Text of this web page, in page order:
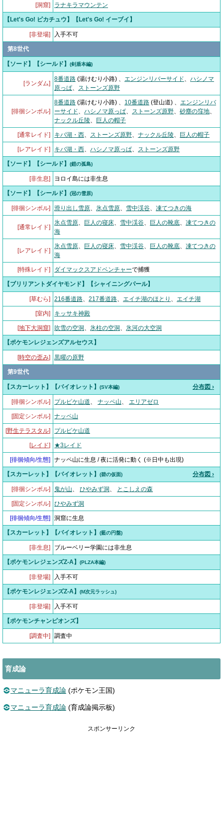
[洞窟] ラナキラマウンテン
【Let's Go! ピカチュウ】【Let's Go! イーブイ】
[非登場] 入手不可
第8世代
【ソード】【シールド】 (剣盾本編)
[ランダム]
8番道路 (湯けむり小路) 、 エンジンリバーサイド、 ハシノマ
原っぱ、 ストーンズ原野
[徘徊シンボル]
8番道路 (湯けむり小路) 、 10番道路 (登山道) 、 エンジンリバ
ーサイド、 ハシノマ原っぱ、 ストーンズ原野、 砂塵の窪地、
ナックル丘陵、 巨人の帽子
[通常レイド] キバ湖・西、 ストーンズ原野、 ナックル丘陵、 巨人の帽子
[レアレイド] キバ湖・西、 ハシノマ原っぱ、 ストーンズ原野
【ソード】【シールド】 (鎧の孤島)
[非生息] ヨロイ島には非生息
【ソード】【シールド】 (冠の雪原)
[徘徊シンボル] 滑り出し雪原、 氷点雪原、 雪中渓谷、 凍てつきの海
[通常レイド]
氷点雪原、 巨人の寝床、 雪中渓谷、 巨人の靴底、 凍てつきの
海
[レアレイド]
氷点雪原、 巨人の寝床、 雪中渓谷、 巨人の靴底、 凍てつきの
海
[特殊レイド] ダイマックスアドベンチャーで捕獲
【ブリリアントダイヤモンド】【シャイニングパール】
[草むら] 216番道路、 217番道路、 エイチ湖のほとり 、 エイチ湖
[室内] キッサキ神殿
[地下大洞窟] 吹雪の空洞 、 氷柱の空洞 、 氷河の大空洞
【ポケモンレジェンズアルセウス】
[時空の歪み] 黒曜の原野
第9世代
【スカーレット】【バイオレット】 (SV本編) 分布図 ›
[徘徊シンボル] プルピケ山道、 ナッペ山、 エリアゼロ
[固定シンボル] ナッペ山
[野生テラスタル] プルピケ山道
[レイド] ★3レイド
[徘徊傾向/生態] ナッペ山に生息 / 夜に活発に動く (※日中も出現)
【スカーレット】【バイオレット】 (碧の仮面) 分布図 ›
[徘徊シンボル] 鬼が山、 ひやみず洞 、 とこしえの森
[固定シンボル] ひやみず洞
[徘徊傾向/生態] 洞窟に生息
【スカーレット】【バイオレット】 (藍の円盤)
[非生息] ブルーベリー学園には非生息
【ポケモンレジェンズZ-A】 (PLZA本編)
[非登場] 入手不可
【ポケモンレジェンズZ-A】 (M次元ラッシュ)
[非登場] 入手不可
【ポケモンチャンピオンズ】
[調査中] 調査中
育成論
マニューラ育成論 (ポケモン王国)
マニューラ育成論 (育成論掲示板)
スポンサーリンク